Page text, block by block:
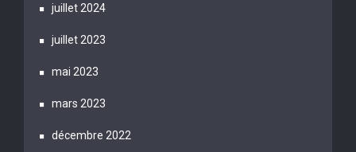
juillet 2024
juillet 2023
mai 2023
mars 2023
décembre 2022